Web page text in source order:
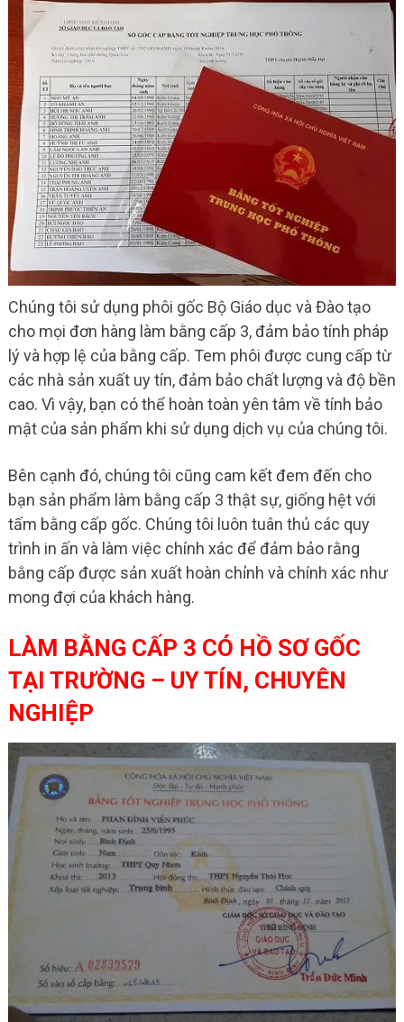
Chúng tôi sử dụng phôi gốc Bộ Giáo dục và Đào tạo
cho mọi đơn hàng làm bằng cấp 3, đảm bảo tính pháp
lý và hợp lệ của bằng cấp. Tem phôi được cung cấp từ
các nhà sản xuất uy tín, đảm bảo chất lượng và độ bền
cao. Vì vậy, bạn có thể hoàn toàn yên tâm về tính bảo
mật của sản phẩm khi sử dụng dịch vụ của chúng tôi.
Bên cạnh đó, chúng tôi cũng cam kết đem đến cho
bạn sản phẩm làm bằng cấp 3 thật sự, giống hệt với
tấm bằng cấp gốc. Chúng tôi luôn tuân thủ các quy
trình in ấn và làm việc chính xác để đảm bảo rằng
bằng cấp được sản xuất hoàn chỉnh và chính xác như
mong đợi của khách hàng.
LÀM BẰNG CẤP 3 CÓ HỒ SƠ GỐC
TẠI TRƯỜNG – UY TÍN, CHUYÊN
NGHIỆP